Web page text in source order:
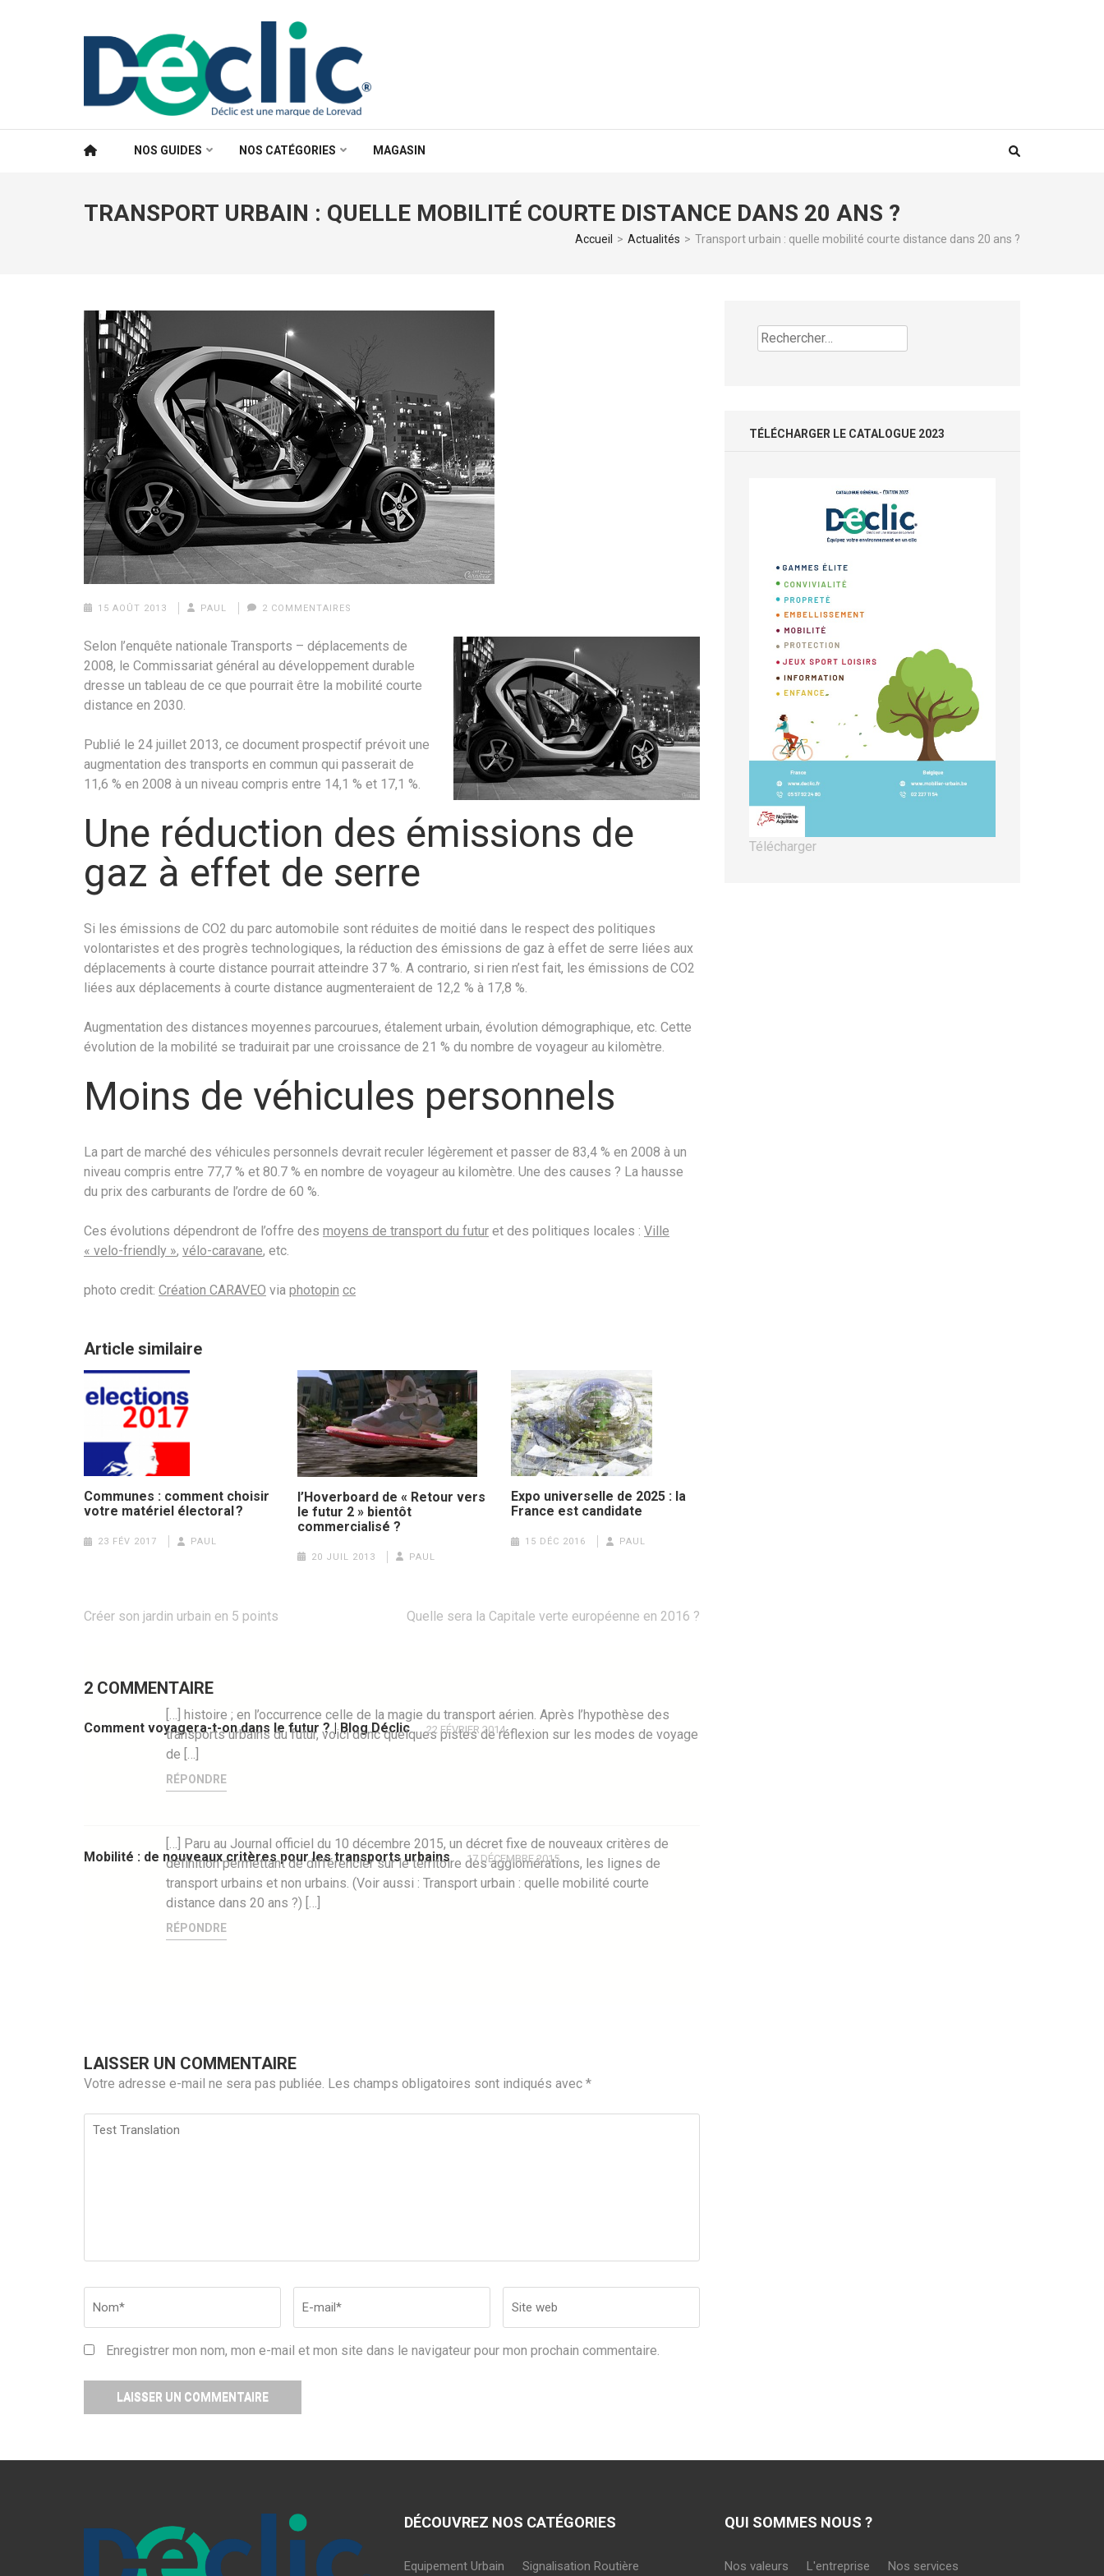
NOS GUIDES NOS CATÉGORIES MAGASIN
TRANSPORT URBAIN : QUELLE MOBILITÉ COURTE DISTANCE DANS 20 ANS ?
Accueil > Actualités > Transport urbain : quelle mobilité courte distance dans 20 ans ?
15 AOÛT 2013 PAUL 2 COMMENTAIRES
Selon l’enquête nationale Transports – déplacements de
2008, le Commissariat général au développement durable
dresse un tableau de ce que pourrait être la mobilité courte
distance en 2030.
Publié le 24 juillet 2013, ce document prospectif prévoit une
augmentation des transports en commun qui passerait de
11,6 % en 2008 à un niveau compris entre 14,1 % et 17,1 %.
Une réduction des émissions de
gaz à effet de serre
Si les émissions de CO2 du parc automobile sont réduites de moitié dans le respect des politiques
volontaristes et des progrès technologiques, la réduction des émissions de gaz à effet de serre liées aux
déplacements à courte distance pourrait atteindre 37 %. A contrario, si rien n’est fait, les émissions de CO2
liées aux déplacements à courte distance augmenteraient de 12,2 % à 17,8 %.
Augmentation des distances moyennes parcourues, étalement urbain, évolution démographique, etc. Cette
évolution de la mobilité se traduirait par une croissance de 21 % du nombre de voyageur au kilomètre.
Moins de véhicules personnels
La part de marché des véhicules personnels devrait reculer légèrement et passer de 83,4 % en 2008 à un
niveau compris entre 77,7 % et 80.7 % en nombre de voyageur au kilomètre. Une des causes ? La hausse
du prix des carburants de l’ordre de 60 %.
Ces évolutions dépendront de l’offre des moyens de transport du futur et des politiques locales : Ville
« velo-friendly », vélo-caravane, etc.
photo credit: Création CARAVEO via photopin cc
Article similaire
Communes : comment choisir
votre matériel électoral ?
23 FÉV 2017 PAUL
l’Hoverboard de « Retour vers
le futur 2 » bientôt
commercialisé ?
20 JUIL 2013 PAUL
Expo universelle de 2025 : la
France est candidate
15 DÉC 2016 PAUL
Navigation
Créer son jardin urbain en 5 points Quelle sera la Capitale verte européenne en 2016 ?
2 COMMENTAIRE
Comment voyagera-t-on dans le futur ? | Blog Déclic 22 FÉVRIER 2014
[…] histoire ; en l’occurrence celle de la magie du transport aérien. Après l’hypothèse des
transports urbains du futur, voici donc quelques pistes de réflexion sur les modes de voyage
de […]
RÉPONDRE
Mobilité : de nouveaux critères pour les transports urbains 17 DÉCEMBRE 2015
[…] Paru au Journal officiel du 10 décembre 2015, un décret fixe de nouveaux critères de
définition permettant de différencier sur le territoire des agglomérations, les lignes de
transport urbains et non urbains. (Voir aussi : Transport urbain : quelle mobilité courte
distance dans 20 ans ?) […]
RÉPONDRE
LAISSER UN COMMENTAIRE
Votre adresse e-mail ne sera pas publiée. Les champs obligatoires sont indiqués avec *
Test
web
Enregistrer mon nom, mon e-mail et mon site dans le navigateur pour mon prochain commentaire.
Rechercher :
TÉLÉCHARGER LE CATALOGUE 2023
Télécharger
DÉCOUVREZ NOS CATÉGORIES
Equipement Urbain Signalisation Routière
QUI SOMMES NOUS ?
Nos valeurs L'entreprise Nos services